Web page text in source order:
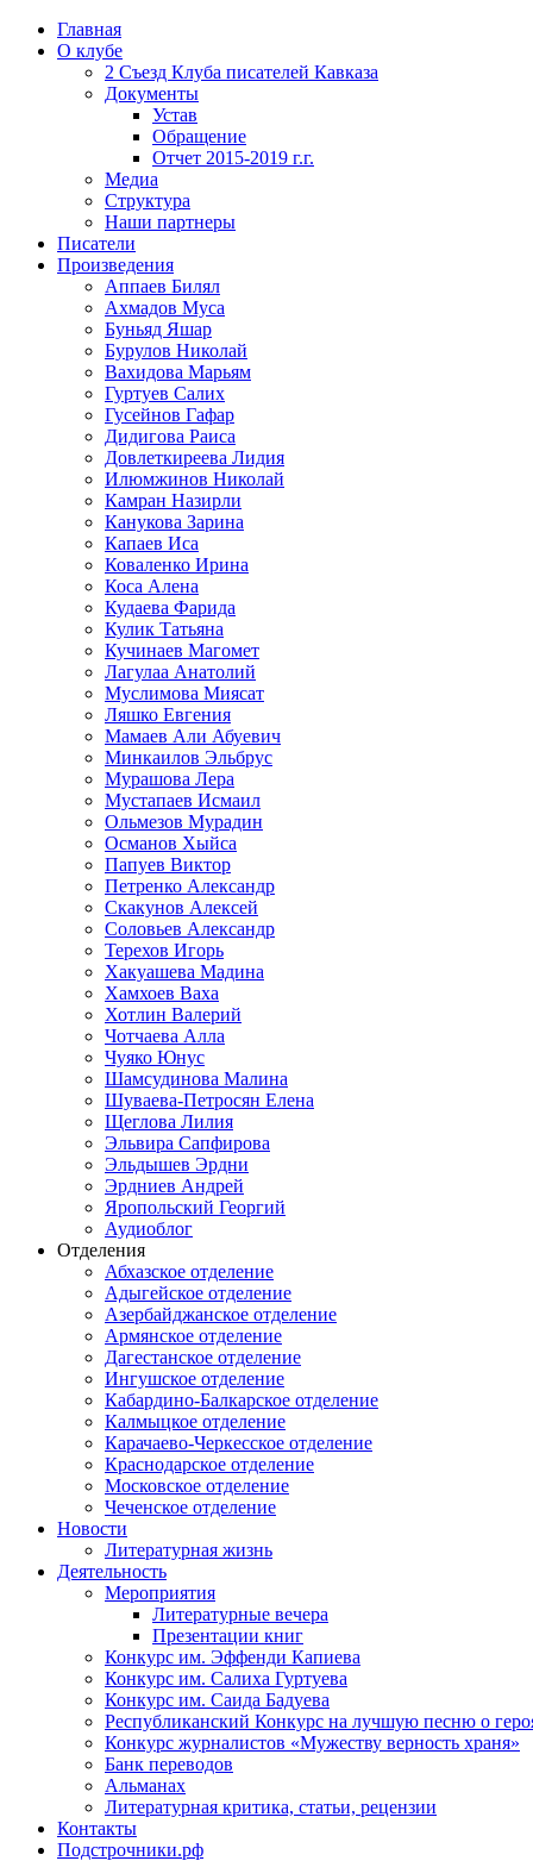
Главная
О клубе
2 Съезд Клуба писателей Кавказа
Документы
Устав
Обращение
Отчет 2015-2019 г.г.
Медиа
Структура
Наши партнеры
Писатели
Произведения
Аппаев Билял
Ахмадов Муса
Буньяд Яшар
Бурулов Николай
Вахидова Марьям
Гуртуев Салих
Гусейнов Гафар
Дидигова Раиса
Довлеткиреева Лидия
Илюмжинов Николай
Камран Назирли
Канукова Зарина
Капаев Иса
Коваленко Ирина
Коса Алена
Кудаева Фарида
Кулик Татьяна
Кучинаев Магомет
Лагулаа Анатолий
Муслимова Миясат
Ляшко Евгения
Мамаев Али Абуевич
Минкаилов Эльбрус
Мурашова Лера
Мустапаев Исмаил
Ольмезов Мурадин
Османов Хыйса
Папуев Виктор
Петренко Александр
Скакунов Алексей
Соловьев Александр
Терехов Игорь
Хакуашева Мадина
Хамхоев Ваха
Хотлин Валерий
Чотчаева Алла
Чуяко Юнус
Шамсудинова Малина
Шуваева-Петросян Елена
Щеглова Лилия
Эльвира Сапфирова
Эльдышев Эрдни
Эрдниев Андрей
Яропольский Георгий
Аудиоблог
Отделения
Абхазское отделение
Адыгейское отделение
Азербайджанское отделение
Армянское отделение
Дагестанское отделение
Ингушское отделение
Кабардино-Балкарское отделение
Калмыцкое отделение
Карачаево-Черкесское отделение
Краснодарское отделение
Московское отделение
Чеченское отделение
Новости
Литературная жизнь
Деятельность
Мероприятия
Литературные вечера
Презентации книг
Конкурс им. Эффенди Капиева
Конкурс им. Салиха Гуртуева
Конкурс им. Саида Бадуева
Республиканский Конкурс на лучшую песню о
Конкурс журналистов «Мужеству верность храня»
Банк переводов
Альманах
Литературная критика, статьи, рецензии
Контакты
Подстрочники.рф